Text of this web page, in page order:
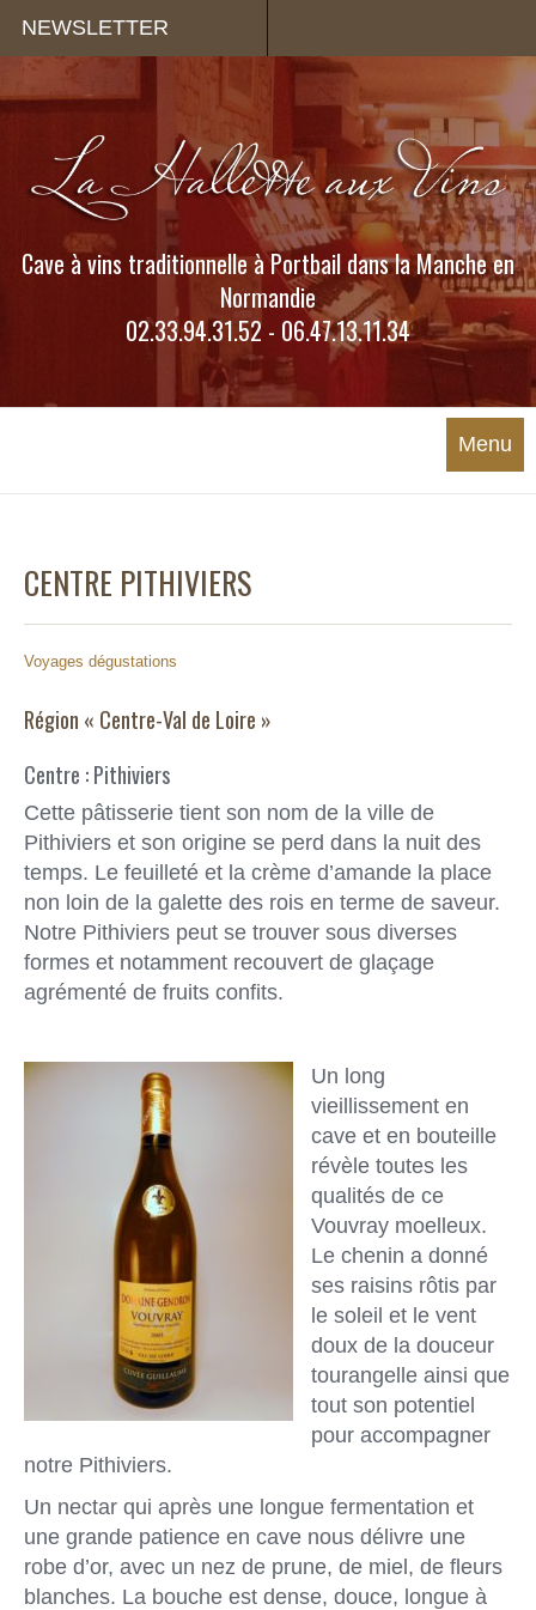
NEWSLETTER
Cave à vins traditionnelle à Portbail dans la Manche en
Normandie
02.33.94.31.52 - 06.47.13.11.34
Menu
CENTRE PITHIVIERS
Voyages dégustations
Région « Centre-Val de Loire »
Centre : Pithiviers
Cette pâtisserie tient son nom de la ville de
Pithiviers et son origine se perd dans la nuit des
temps. Le feuilleté et la crème d’amande la place
non loin de la galette des rois en terme de saveur.
Notre Pithiviers peut se trouver sous diverses
formes et notamment recouvert de glaçage
agrémenté de fruits confits.
Un long
vieillissement en
cave et en bouteille
révèle toutes les
qualités de ce
Vouvray moelleux.
Le chenin a donné
ses raisins rôtis par
le soleil et le vent
doux de la douceur
tourangelle ainsi que
tout son potentiel
pour accompagner
notre Pithiviers.
Un nectar qui après une longue fermentation et
une grande patience en cave nous délivre une
robe d’or, avec un nez de prune, de miel, de fleurs
blanches. La bouche est dense, douce, longue à
Panneau de gestion des cookies